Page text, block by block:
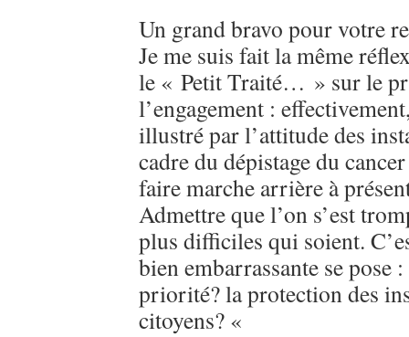
Un grand bravo pour votre
Je me suis fait la même
le « Petit Traité… » sur le
l’engagement :
illustré par l’attitude des
cadre du dépistage du
faire marche arrière à
Admettre que l’on s’est
plus difficiles qui soient.
bien embarrassante se pose
priorité? la protection des
citoyens? «